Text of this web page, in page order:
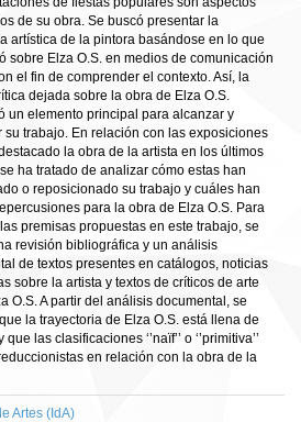
de su obra. Se buscó presentar la
artística de la pintora basándose en lo que
sobre Elza O.S. en medios de comunicación
el fin de comprender el contexto. Así, la
dejada sobre la obra de Elza O.S.
un elemento principal para alcanzar y
su trabajo. En relación con las exposiciones
la obra de la artista en los últimos
ha tratado de analizar cómo estas han
o reposicionado su trabajo y cuáles han
para la obra de Elza O.S. Para
premisas propuestas en este trabajo, se
revisión bibliográfica y un análisis
de textos presentes en catálogos, noticias
sobre la artista y textos de críticos de arte
O.S. A partir del análisis documental, se
la trayectoria de Elza O.S. está llena de
las clasificaciones ‘’naïf’’ o ‘’primitiva’’
en relación con la obra de la
Artes (IdA)